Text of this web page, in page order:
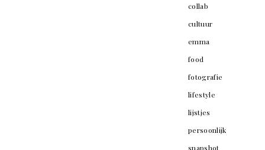
collab
cultuur
emma
food
fotografie
lifestyle
lijstjes
persoonlijk
snapshot